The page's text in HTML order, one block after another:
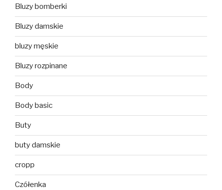
Bluzy bomberki
Bluzy damskie
bluzy męskie
Bluzy rozpinane
Body
Body basic
Buty
buty damskie
cropp
Czółenka